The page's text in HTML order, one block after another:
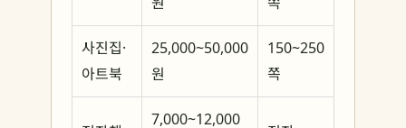
사진집·
아트북
25,000~50,000
원
150~250
쪽
7,000~12,000